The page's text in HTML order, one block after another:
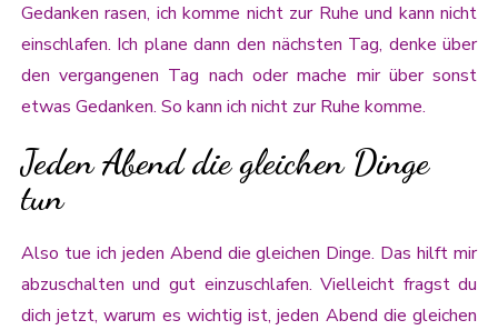
Gedanken rasen, ich komme nicht zur Ruhe und kann nicht
einschlafen. Ich plane dann den nächsten Tag, denke über
den vergangenen Tag nach oder mache mir über sonst
etwas Gedanken. So kann ich nicht zur Ruhe komme.
Jeden Abend die gleichen Dinge
tun
Also tue ich jeden Abend die gleichen Dinge. Das hilft mir
abzuschalten und gut einzuschlafen. Vielleicht fragst du
dich jetzt, warum es wichtig ist, jeden Abend die gleichen